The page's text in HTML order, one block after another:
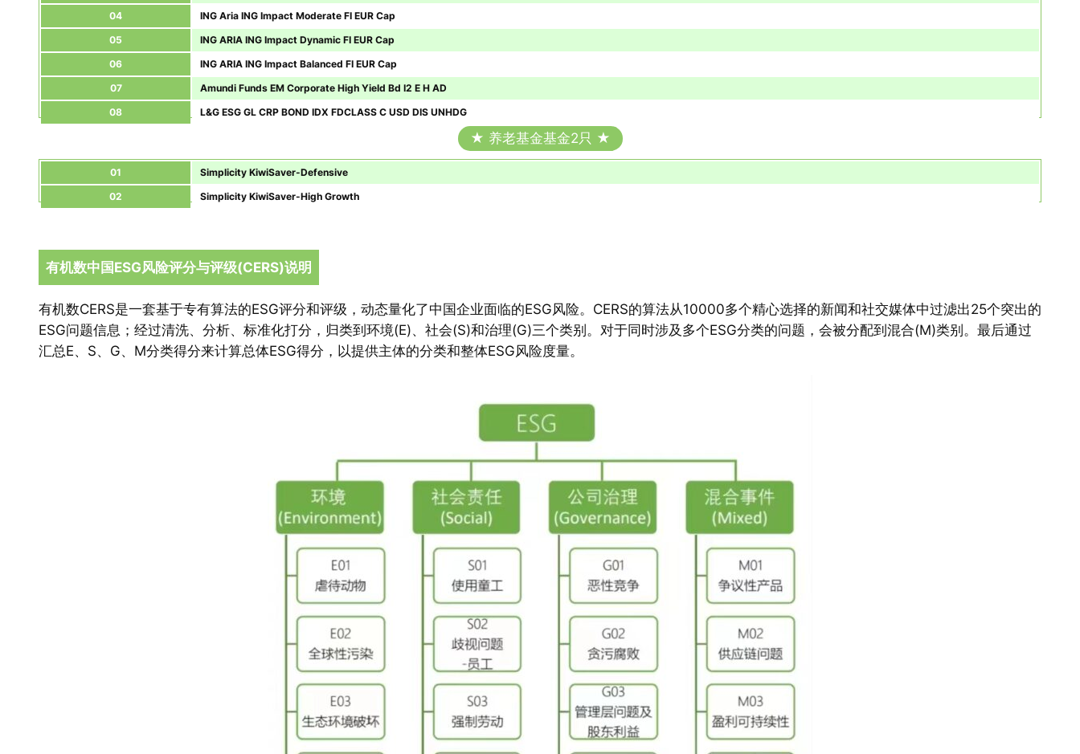
04
ING Aria ING Impact Moderate FI EUR Cap
05
ING ARIA ING Impact Dynamic FI EUR Cap
06
ING ARIA ING Impact Balanced FI EUR Cap
07
Amundi Funds EM Corporate High Yield Bd I2 E H AD
08
L&G ESG GL CRP BOND IDX FDCLASS C USD DIS UNHDG
★ 养老基金基金2只 ★
01
Simplicity KiwiSaver-Defensive
02
Simplicity KiwiSaver-High Growth
有机数中国ESG风险评分与评级(CERS)说明
有机数CERS是一套基于专有算法的ESG评分和评级，动态量化了中国企业面临的ESG风险。CERS的算法从10000多个精心选择的新闻和社交媒体中过滤出25个突出的
ESG问题信息；经过清洗、分析、标准化打分，归类到环境(E)、社会(S)和治理(G)三个类别。对于同时涉及多个ESG分类的问题，会被分配到混合(M)类别。最后通过
汇总E、S、G、M分类得分来计算总体ESG得分，以提供主体的分类和整体ESG风险度量。